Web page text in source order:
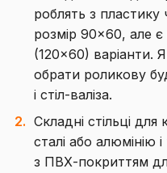
роблять з
розмір 90×60, але є
(120×60) варіанти.
обрати роликову
і стіл-валіза.
Складні стільці
сталі або алюмінію
з ПВХ-покриттям